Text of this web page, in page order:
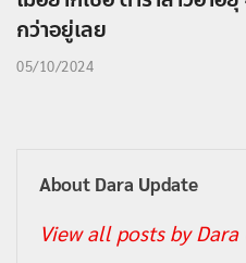
กว่าอยู่เลย
05/10/2024
About Dara Update
View all posts by Dara